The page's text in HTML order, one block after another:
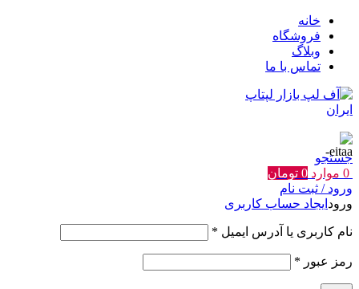
خانه
فروشگاه
وبلاگ
تماس با ما
جستجو
0 موارد 0 تومان
ورود / ثبت نام
ورود ایجاد حساب کاربری
نام کاربری یا آدرس ایمیل *
رمز عبور *